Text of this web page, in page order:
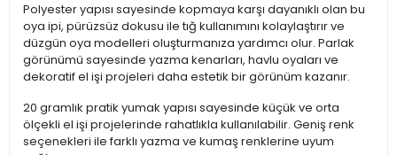
Polyester yapısı sayesinde kopmaya karşı dayanıklı olan bu
oya ipi, pürüzsüz dokusu ile tığ kullanımını kolaylaştırır ve
düzgün oya modelleri oluşturmanıza yardımcı olur. Parlak
görünümü sayesinde yazma kenarları, havlu oyaları ve
dekoratif el işi projeleri daha estetik bir görünüm kazanır.
20 gramlık pratik yumak yapısı sayesinde küçük ve orta
ölçekli el işi projelerinde rahatlıkla kullanılabilir. Geniş renk
seçenekleri ile farklı yazma ve kumaş renklerine uyum